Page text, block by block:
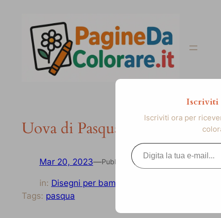
contenuto
Uova di Pasqua da colorare
Mar 20, 2023—Pubblicato
in: Disegni per bambini
Tags: pasqua
Iscriviti
Iscriviti ora per
Digita la tua e-mail...